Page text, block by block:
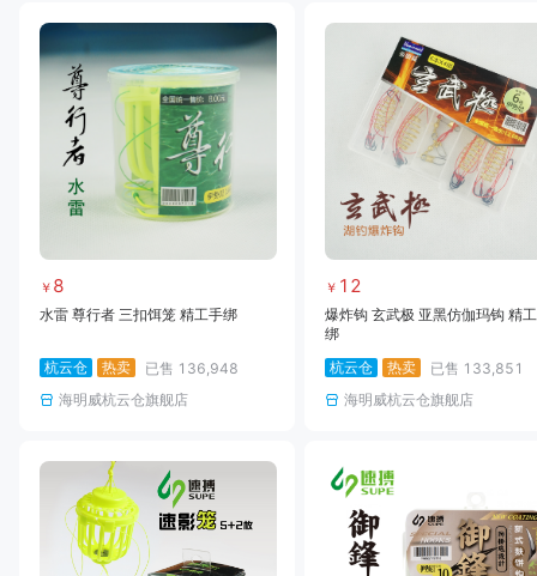
￥ 8
水雷 尊行者 三扣饵笼 精工手绑
杭云仓 热卖 已售 136,948
海明威杭云仓旗舰店
￥ 12
爆炸钩 玄武极 亚黑仿伽玛钩 精
绑
杭云仓
热卖 已售 133,851
海明威杭云仓旗舰店